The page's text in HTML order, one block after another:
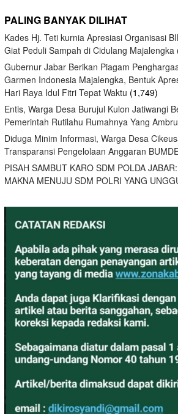
PALING BANYAK DILIHAT
Kades Hj. Teti kurnia Apresiasi Organisasi
Giat Peduli Sampah di Cidulang Majalengka
Gubernur Jabar Berikan Piagam
Garmen Indonesia Majalengka, Bentuk
Hari Raya Idul Fitri Tepat Waktu (1,749)
Entis, Warga Desa Burujul Kulon Jatiwangi
Pemerintah Rutilahu Rumahnya Yang
Diduga Minim Informasi, Warga Desa
Transparansi Pengelolaan Anggaran
PISAH SAMBUT KARO SDM POLDA
MAKNA MENUJU SDM POLRI YANG